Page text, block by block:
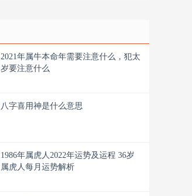
2021年属牛本命年需要注意什么，犯太
岁要注意什么
八字喜用神是什么意思
1986年属虎人2022年运势及运程 36岁
属虎人每月运势解析